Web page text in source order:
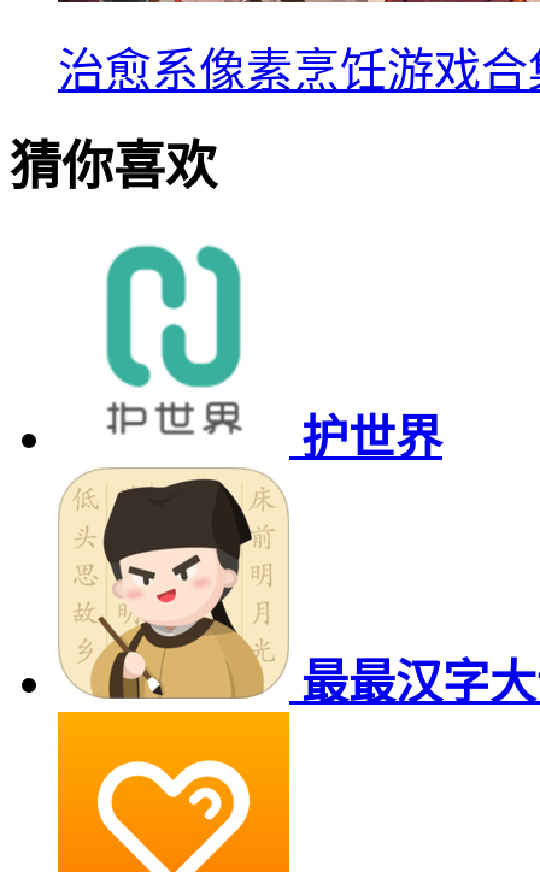
治愈系像素烹饪游戏合
猜你喜欢
护世界
最最汉字